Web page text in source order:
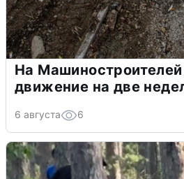
На Машиностроителей
движение на две
6 августа 6